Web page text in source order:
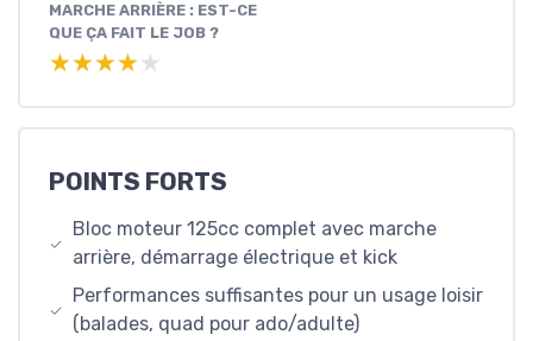
MARCHE ARRIÈRE : EST-CE
QUE ÇA FAIT LE JOB ?
★★★★★
★★★★★
POINTS FORTS
Bloc moteur 125cc complet avec marche
arrière, démarrage électrique et kick
Performances suffisantes pour un usage loisir
(balades, quad pour ado/adulte)